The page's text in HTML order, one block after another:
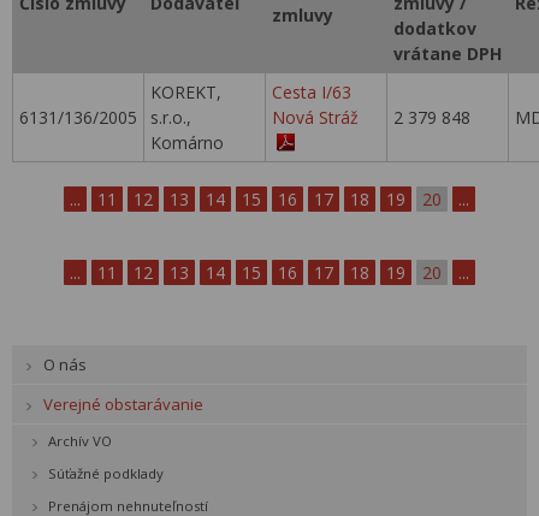
zmluvy
dodatkov
vrátane DPH
6131/136/2005
KOREKT,
s.r.o.,
Komárno
Cesta I/63
Nová Stráž
2 379 848
... 11 12 13 14 15 16 17 18 19 20 ...
... 11 12 13 14 15 16 17 18 19 20 ...
O nás
Verejné obstarávanie
Archív VO
Súťažné podklady
Prenájom nehnuteľností